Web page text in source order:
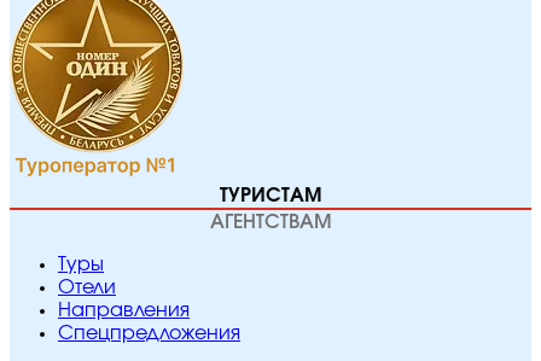
ТУРИСТАМ
АГЕНТСТВАМ
Туры
Отели
Направления
Спецпредложения